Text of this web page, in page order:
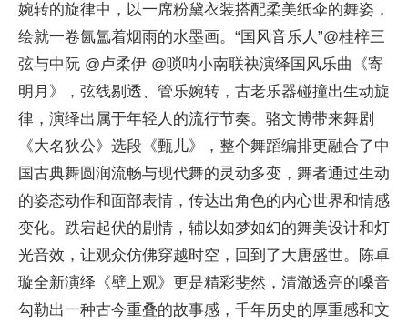
婉转的旋律中，以一席粉黛衣装搭配柔美纸伞的舞姿，
绘就一卷氤氲着烟雨的水墨画。“国风音乐人”@桂梓三
弦与中阮 @卢柔伊 @唢呐小南联袂演绎国风乐曲《寄
明月》，弦线剔透、管乐婉转，古老乐器碰撞出生动旋
律，演绎出属于年轻人的流行节奏。骆文博带来舞剧
《大名狄公》选段《甄儿》，整个舞蹈编排更融合了中
国古典舞圆润流畅与现代舞的灵动多变，舞者通过生动
的姿态动作和面部表情，传达出角色的内心世界和情感
变化。跌宕起伏的剧情，辅以如梦如幻的舞美设计和灯
光音效，让观众仿佛穿越时空，回到了大唐盛世。陈卓
璇全新演绎《壁上观》更是精彩斐然，清澈透亮的嗓音
勾勒出一种古今重叠的故事感，千年历史的厚重感和文